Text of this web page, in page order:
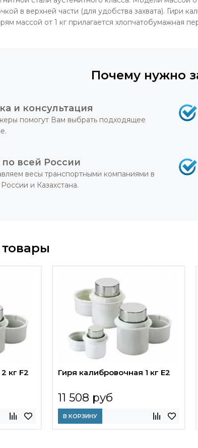
в верхней части (для удобства захвата). Гири
массой от 1 кг прилагается хлопчатобумажная
Почему нужно
и консультация
помогут Вам выбрать подходящее
всей России
весы транспортными компаниями в
и Казахстана.
кг F2 Гиря калибровочная 1 кг E2
11 508 руб
В КОРЗИНУ